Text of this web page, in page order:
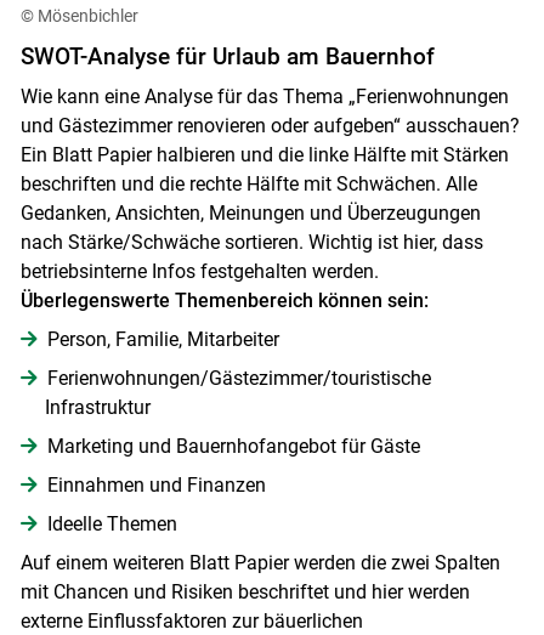
© Mösenbichler
SWOT-Analyse für Urlaub am Bauernhof
Wie kann eine Analyse für das Thema „Ferienwohnungen
und Gästezimmer renovieren oder aufgeben“ ausschauen?
Ein Blatt Papier halbieren und die linke Hälfte mit Stärken
beschriften und die rechte Hälfte mit Schwächen. Alle
Gedanken, Ansichten, Meinungen und Überzeugungen
nach Stärke/Schwäche sortieren. Wichtig ist hier, dass
betriebsinterne Infos festgehalten werden.
Überlegenswerte Themenbereich können sein:
Person, Familie, Mitarbeiter
Ferienwohnungen/Gästezimmer/touristische
Infrastruktur
Marketing und Bauernhofangebot für Gäste
Einnahmen und Finanzen
Ideelle Themen
Auf einem weiteren Blatt Papier werden die zwei Spalten
mit Chancen und Risiken beschriftet und hier werden
externe Einflussfaktoren zur bäuerlichen